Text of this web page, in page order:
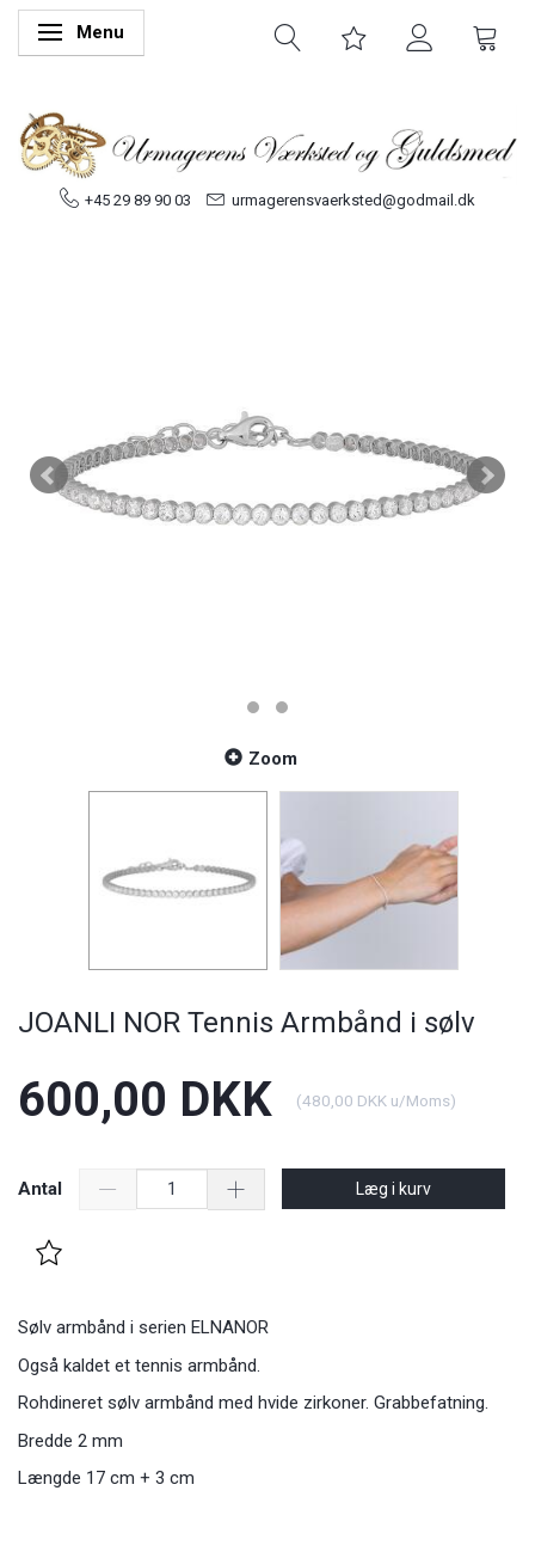
Skifte navigation
Menu
+45 29 89 90 03 urmagerensvaerksted@godmail.dk
Zoom
JOANLI NOR Tennis Armbånd i sølv
600,00 DKK (480,00 DKK u/Moms)
Antal Læg i kurv
Sølv armbånd i serien ELNANOR
Også kaldet et tennis armbånd.
Rohdineret sølv armbånd med hvide zirkoner. Grabbefatning.
Bredde 2 mm
Længde 17 cm + 3 cm